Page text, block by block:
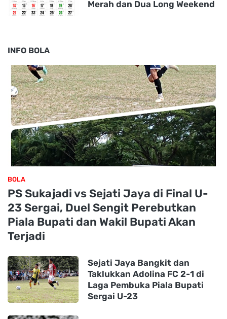
Merah dan Dua Long Weekend
INFO BOLA
BOLA
PS Sukajadi vs Sejati Jaya di Final U-
23 Sergai, Duel Sengit Perebutkan
Piala Bupati dan Wakil Bupati Akan
Terjadi
Sejati Jaya Bangkit dan
Taklukkan Adolina FC 2-1 di
Laga Pembuka Piala Bupati
Sergai U-23